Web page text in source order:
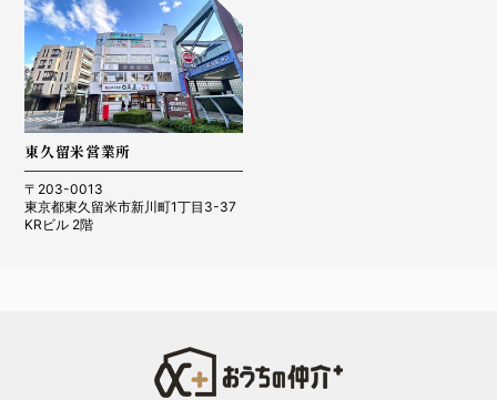
東久留米営業所
〒203-0013
東京都東久留米市新川町1丁目3-37
KRビル 2階